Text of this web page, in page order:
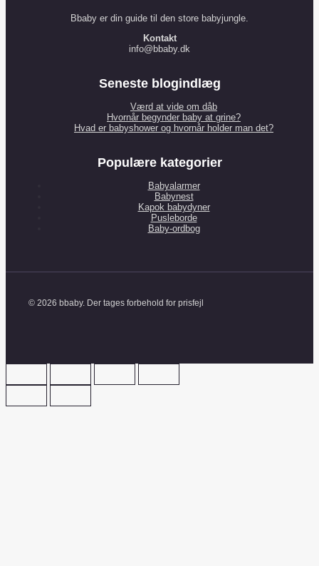
Bbaby er din guide til den store babyjungle.
Kontakt
info@bbaby.dk
Seneste blogindlæg
Værd at vide om dåb
Hvornår begynder baby at grine?
Hvad er babyshower og hvornår holder man det?
Populære kategorier
Babyalarmer
Babynest
Kapok babydyner
Pusleborde
Baby-ordbog
© 2026 bbaby. Der tages forbehold for prisfejl